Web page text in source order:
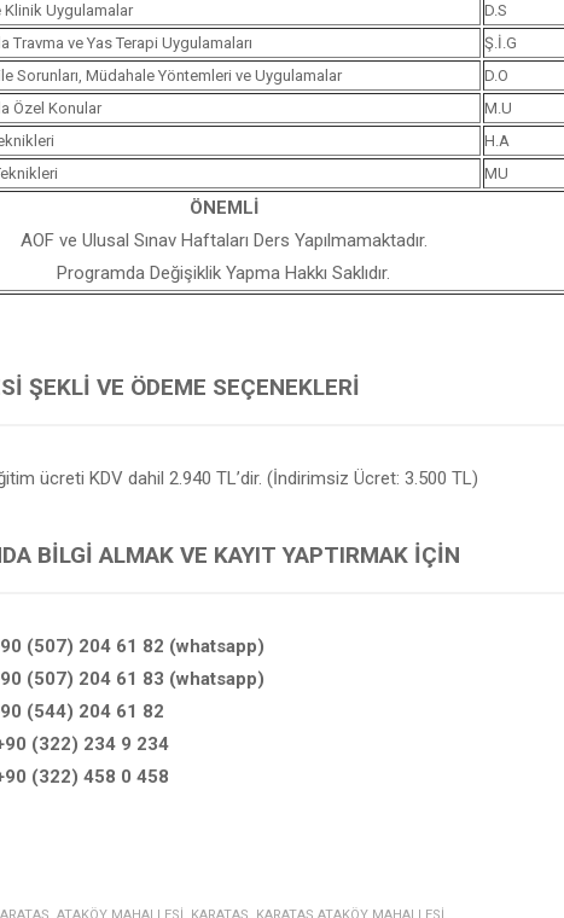
Klinik Uygulamalar D.S
Travma ve Yas Terapi Uygulamaları Ş.İ.G
Sorunları, Müdahale Yöntemleri ve Uygulamalar D.O
Özel Konular M.U
H.A
MU
ÖNEMLİ
AOF ve Ulusal Sınav Haftaları Ders Yapılmamaktadır.
Programda Değişiklik Yapma Hakkı Saklıdır.
ŞEKLI VE ÖDEME SEÇENEKLERI
ücreti KDV dahil 2.940 TL’dir. (İndirimsiz Ücret: 3.500 TL)
BILGI ALMAK VE KAYIT YAPTIRMAK İÇIN
(507) 204 61 82 (whatsapp)
(507) 204 61 83 (whatsapp)
(544) 204 61 82
(322) 234 9 234
(322) 458 0 458